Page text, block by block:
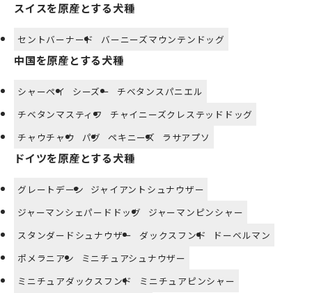
スイスを原産とする犬種
セントバーナード バーニーズマウンテンドッグ
中国を原産とする犬種
シャーペイ シーズー
チベタンスパニエル
チベタンマスティフ
チャイニーズクレステッドドッグ
チャウチャウ
パグ ペキニーズ ラサアプソ
ドイツを原産とする犬種
グレートデーン
ジャイアントシュナウザー
ジャーマンシェパードドッグ
ジャーマンピンシャー
スタンダードシュナウザー
ダックスフンド
ドーベルマン
ポメラニアン
ミニチュアシュナウザー
ミニチュアダックスフンド
ミニチュアピンシャー